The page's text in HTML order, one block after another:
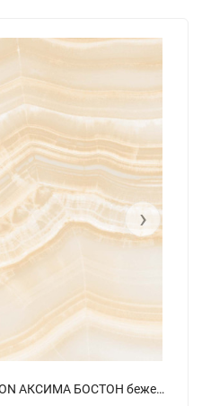
Керамогранит AXIMA BOSTON АКСИМА БОСТОН бежевый 60x60
›